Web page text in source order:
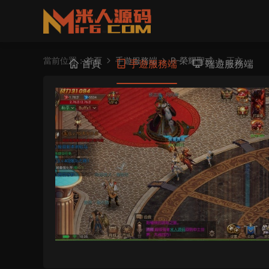
首頁 手遊服務端 端遊服務端
當前位置：首頁 手遊服務端 R-榮耀聖戒 正文